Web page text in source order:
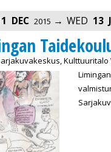
DEC 2015 WED 13
Kulttuuritalo